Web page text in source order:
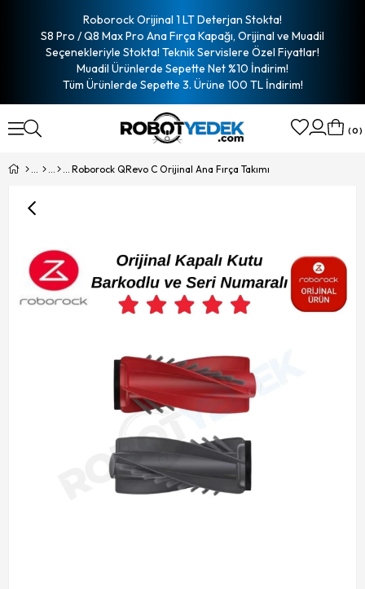
Roborock Orijinal 1 LT Deterjan Stokta!
S8 Pro / Q8 Max Pro Ana Fırça Kapağı, Orijinal ve Muadil
Seçenekleriyle Stokta! Teknik Servislere Özel Fiyatlar!
Muadil Ürünlerde Sepette Net %10 İndirim!
Tüm Ürünlerde Sepette 3. Ürüne 100 TL İndirim!
0
Roborock QRevo C Orijinal Ana Fırça Takımı